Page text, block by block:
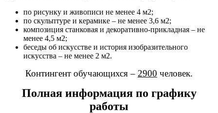
по рисунку и живописи не менее 4 м2;
по скульптуре и керамике – не менее 3,6 м2;
композиция станковая и декоративно-прикладная – не
менее 4,5 м2;
беседы об искусстве и история изобразительного
искусства – не менее 2 м2.
Контингент обучающихся – 2900 человек.
Полная информация по графику
работы